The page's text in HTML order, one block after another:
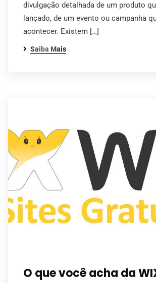
divulgação detalhada de um produto
lançado, de um evento ou campanha
acontecer. Existem […]
Saiba Mais
O que você acha da